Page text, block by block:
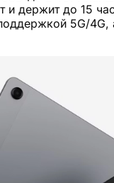
и держит до 15
5G/